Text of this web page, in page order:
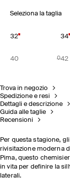
Seleziona la taglia
32 34
40 42
Trova in negozio
Spedizione e resi
Dettagli e descrizione
Guida alle taglie
Recensioni
Per questa stagione,
rivisitazione moderna
Pima, questo
in vita per definire la
laterali.